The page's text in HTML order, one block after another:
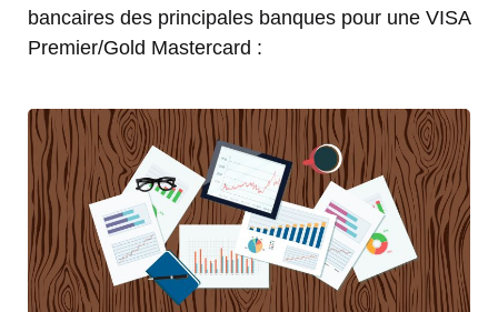
bancaires des principales banques pour une VISA
Premier/Gold Mastercard :